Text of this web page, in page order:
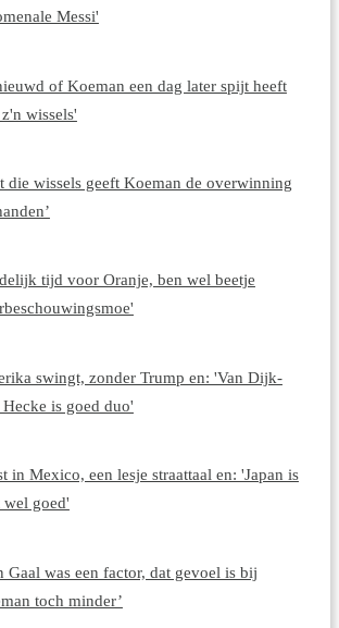
Messi'
of Koeman een dag later spijt heeft
wissels'
die wissels geeft Koeman de overwinning
tijd voor Oranje, ben wel beetje
swingt, zonder Trump en: 'Van Dijk-
Hecke is goed duo'
in Mexico, een lesje straattaal en: 'Japan is
wel goed'
Gaal was een factor, dat gevoel is bij
toch minder’